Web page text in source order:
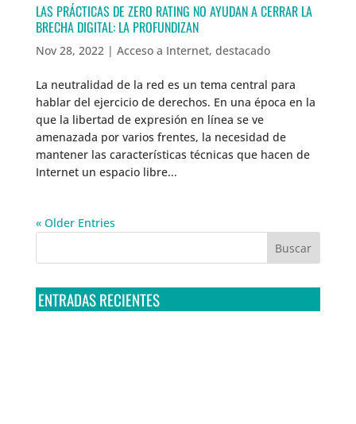
LAS PRÁCTICAS DE ZERO RATING NO AYUDAN A CERRAR LA
BRECHA DIGITAL: LA PROFUNDIZAN
Nov 28, 2022| Acceso a Internet, destacado
La neutralidad de la red es un tema central para
hablar del ejercicio de derechos. En una época en la
que la libertad de expresión en línea se ve
amenazada por varios frentes, la necesidad de
mantener las características técnicas que hacen de
Internet un espacio libre...
« Older Entries
ENTRADAS RECIENTES